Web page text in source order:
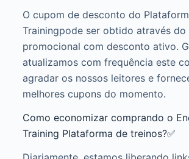
O cupom de desconto do
Trainingpode ser obtido através do
promocional com desconto ativo.
atualizamos com frequência este
agradar os nossos leitores e
melhores cupons do momento.
Como economizar comprando o
Training Plataforma de treinos?✅